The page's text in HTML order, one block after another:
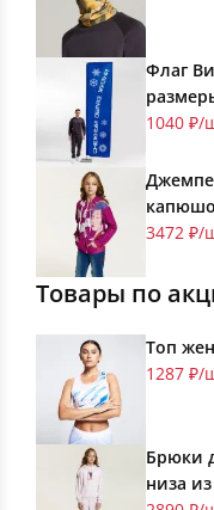
Флаг
1040 ₽/
3472 ₽/
Товары по
Топ
1287 ₽/
Брюки
низа